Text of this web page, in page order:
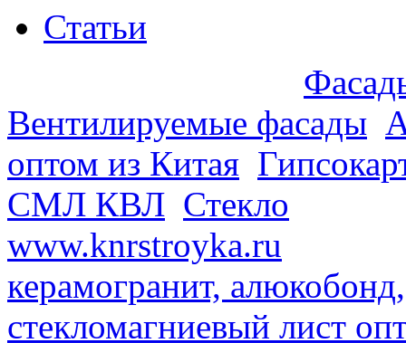
Статьи
Вентилируемые фасады
оптом из Китая
СМЛ КВЛ Стекло
www.knrstroyka.ru
керамогранит,
стекломагниевый лист